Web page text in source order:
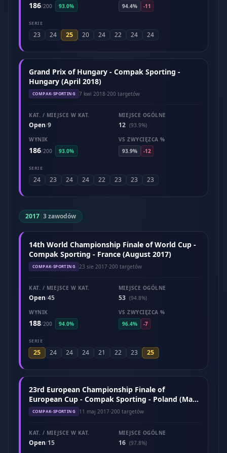
186/200 93.0% 94.4% -11
SERIE
23 24 25 20 24 22 24 24
Grand Prix of Hungary - Compak Sporting -
Hungary (April 2018)
COMPAK-SPORTING 7 kwi 2018·200 targetów
KAT. / MIEJSCE W KAT.
Open/9
MIEJSCE OGÓLNE
12 (93.9%)
WYNIK
186/200 93.0%
VS ZWYCIĘZCA %
93.9%
-12
SERIE
24 23 24 24 22 23 23 23
2017|3 zawodów
14th World Championship Finale of World Cup -
Compak Sporting - France (August 2017)
COMPAK-SPORTING 23 sie 2017·200 targetów
KAT. / MIEJSCE W KAT.
Open/45
MIEJSCE OGÓLNE
53 (94.8%)
WYNIK
188/200 94.0%
VS ZWYCIĘZCA %
96.4%
-7
SERIE
25 24 24 24 21 22 23 25
23rd European Championship Finale of
European Cup - Compak Sporting - Poland (May
2017)
COMPAK-SPORTING 11 maj 2017·200 targetów
KAT. / MIEJSCE W KAT.
Open/15
MIEJSCE OGÓLNE
16 (97.8%)